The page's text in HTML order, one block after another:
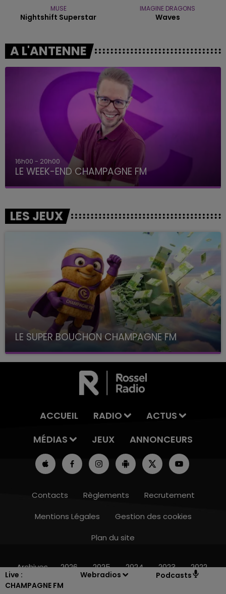
Live :
CHAMPAGNE FM
Webradios Podcasts
7h00 - 12h00
MUSE
Nightshift Superstar
IMAGINE DRAGONS
Waves
A L'ANTENNE
16h00 - 20h00
LE WEEK-END CHAMPAGNE FM
LES JEUX
LE SUPER BOUCHON CHAMPAGNE FM
avec La Famille Champagne FM, à 8H10
ACCUEIL RADIO
ACTUS
MÉDIAS
JEUX ANNONCEURS
Contacts Règlements
Recrutement
Mentions Légales
Gestion des cookies
Plan du site
Archives 2026 2025 2024 2023 2022